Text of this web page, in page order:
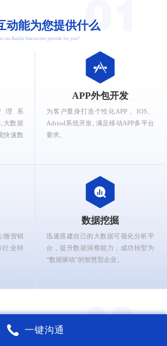
动能为您提供什么
What can Ruizhi Interactive provide for you?
理系
,大数据
快速数
APP外包开发
为客户量身打造个性化APP， IOS、
Adriod系统开发, 满足移动APP多平台
要求。
微营销
行业特
数据挖掘
迅速搭建自己的大数据可视化分析平
台，提升数据洞察能力，成功转型为
“数据驱动”的智慧型企业。
互动核心能力
一键沟通